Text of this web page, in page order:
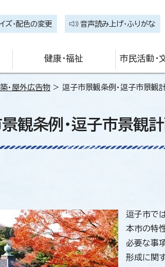
ズ・配色の変更 音声読み上げ・ふりがな
健康・福祉 市民活動・
・屋外広告物 > 逗子市景観条例・逗子市景観
観条例・逗子市景観
逗子市で
本市の特
必要な事
形成に関